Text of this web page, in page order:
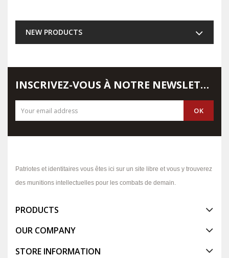
NEW PRODUCTS
INSCRIVEZ-VOUS À NOTRE NEWSLETTER
Patriotes et identitaires vous êtes ici sur un site libre et vous y trouverez
des munitions intellectuelles pour les combats de demain.
PRODUCTS
OUR COMPANY
STORE INFORMATION